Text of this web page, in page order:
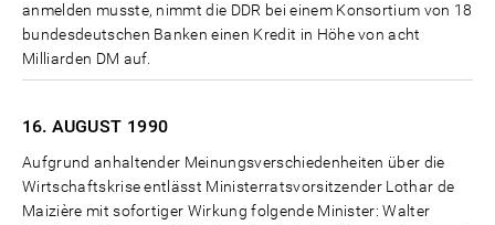
anmelden musste, nimmt die DDR bei einem Konsortium von 18
bundesdeutschen Banken einen Kredit in Höhe von acht
Milliarden DM auf.
16. AUGUST 1990
Aufgrund anhaltender Meinungsverschiedenheiten über die
Wirtschaftskrise entlässt Ministerratsvorsitzender Lothar de
Maizière mit sofortiger Wirkung folgende Minister: Walter